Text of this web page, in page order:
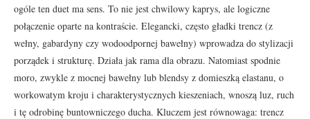
ogóle ten duet ma sens. To nie jest chwilowy kaprys, ale logiczne
połączenie oparte na kontraście. Elegancki, często gładki trencz (z
wełny, gabardyny czy wodoodpornej bawełny) wprowadza do stylizacji
porządek i strukturę. Działa jak rama dla obrazu. Natomiast spodnie
moro, zwykle z mocnej bawełny lub blendsy z domieszką elastanu, o
workowatym kroju i charakterystycznych kieszeniach, wnoszą luz, ruch
i tę odrobinę buntowniczego ducha. Kluczem jest równowaga: trencz